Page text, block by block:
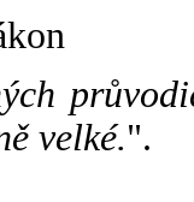
velké.".